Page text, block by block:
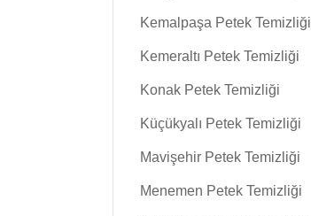
Kemalpaşa Petek Temizliği
Kemeraltı Petek Temizliği
Konak Petek Temizliği
Küçükyalı Petek Temizliği
Mavişehir Petek Temizliği
Menemen Petek Temizliği